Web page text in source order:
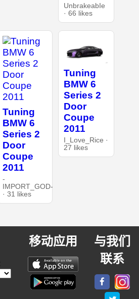
UnbrakeabIe
· 66 likes
Tuning
BMW 6
Series 2
Door
Coupe
2011
-
IMPORT_GOD-
· 31 likes
Tuning
BMW 6
Series 2
Door
Coupe
2011
I_Love_Rice ·
27 likes
移动应用
与我们
联系